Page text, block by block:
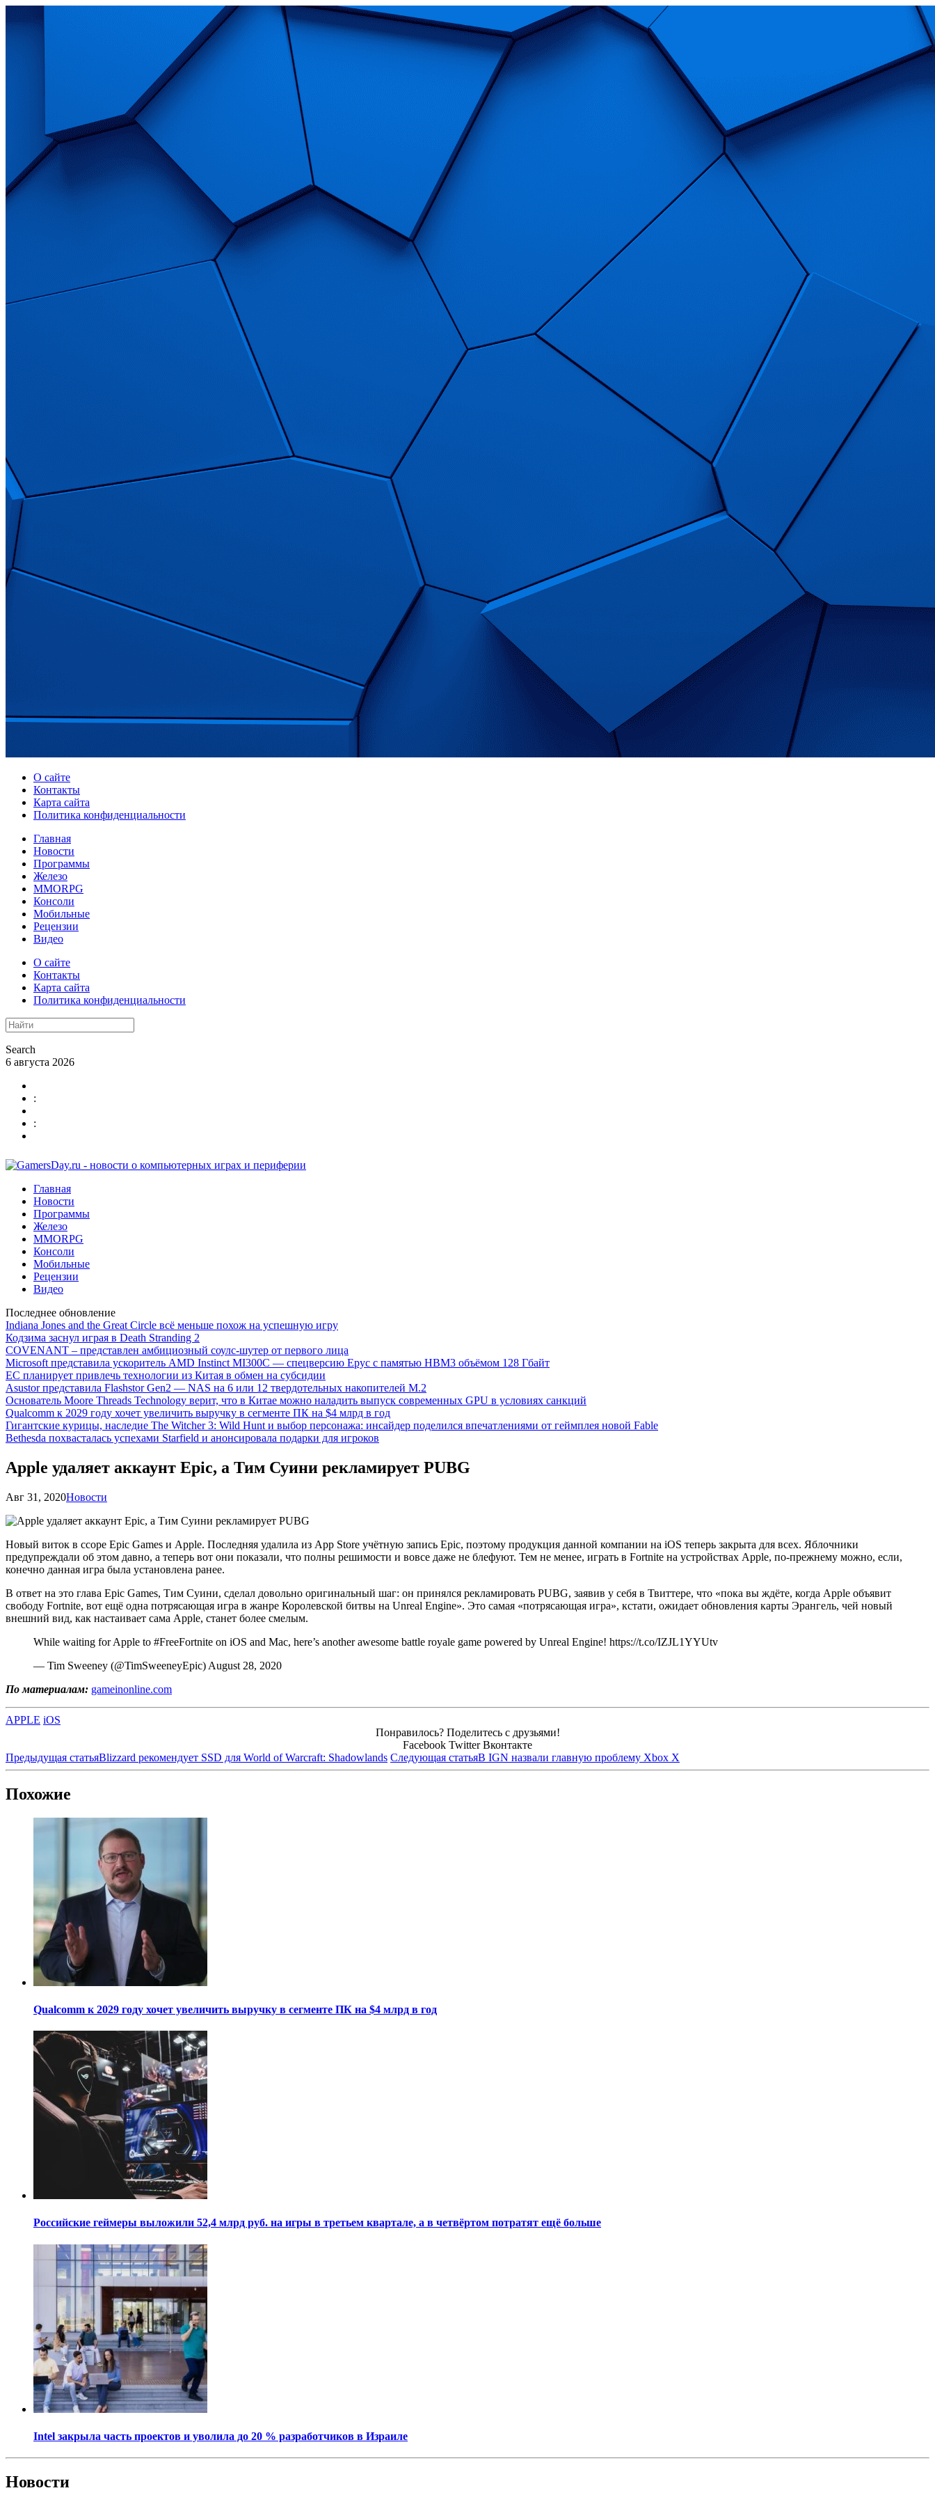
О сайте
Контакты
Карта сайта
Политика конфиденциальности
Главная
Новости
Программы
Железо
MMORPG
Консоли
Мобильные
Рецензии
Видео
О сайте
Контакты
Карта сайта
Политика конфиденциальности
Search
6 августа 2026
:
:
Главная
Новости
Программы
Железо
MMORPG
Консоли
Мобильные
Рецензии
Видео
Последнее обновление
Indiana Jones and the Great Circle всё меньше похож на успешную игру
Кодзима заснул играя в Death Stranding 2
COVENANT – представлен амбициозный соулс-шутер от первого лица
Microsoft представила ускоритель AMD Instinct MI300C — спецверсию Epyc с памятью HBM3 объёмом 128 Гбайт
ЕС планирует привлечь технологии из Китая в обмен на субсидии
Asustor представила Flashstor Gen2 — NAS на 6 или 12 твердотельных накопителей M.2
Основатель Moore Threads Technology верит, что в Китае можно наладить выпуск современных GPU в условиях санкций
Qualcomm к 2029 году хочет увеличить выручку в сегменте ПК на $4 млрд в год
Гигантские курицы, наследие The Witcher 3: Wild Hunt и выбор персонажа: инсайдер поделился впечатлениями от геймплея новой Fable
Bethesda похвасталась успехами Starfield и анонсировала подарки для игроков
Apple удаляет аккаунт Epic, а Тим Суини рекламирует PUBG
Авг 31, 2020Новости
Новый виток в ссоре Epic Games и Apple. Последняя удалила из App Store учётную запись Epic, поэтому продукция данной компании на iOS теперь закрыта для всех. Яблочники
предупреждали об этом давно, а теперь вот они показали, что полны решимости и вовсе даже не блефуют. Тем не менее, играть в Fortnite на устройствах Apple, по-прежнему можно, если,
конечно данная игра была установлена ранее.
В ответ на это глава Epic Games, Тим Суини, сделал довольно оригинальный шаг: он принялся рекламировать PUBG, заявив у себя в Твиттере, что «пока вы ждёте, когда Apple объявит
свободу Fortnite, вот ещё одна потрясающая игра в жанре Королевской битвы на Unreal Engine». Это самая «потрясающая игра», кстати, ожидает обновления карты Эрангель, чей новый
внешний вид, как настаивает сама Apple, станет более смелым.
While waiting for Apple to #FreeFortnite on iOS and Mac, here’s another awesome battle royale game powered by Unreal Engine! https://t.co/IZJL1YYUtv
— Tim Sweeney (@TimSweeneyEpic) August 28, 2020
По материалам: gameinonline.com
APPLE iOS
Понравилось? Поделитесь с друзьями!
Facebook Twitter Вконтакте
Предыдущая статьяBlizzard рекомендует SSD для World of Warcraft: Shadowlands Следующая статьяВ IGN назвали главную проблему Xbox X
Похожие
Qualcomm к 2029 году хочет увеличить выручку в сегменте ПК на $4 млрд в год
Российские геймеры выложили 52,4 млрд руб. на игры в третьем квартале, а в четвёртом потратят ещё больше
Intel закрыла часть проектов и уволила до 20 % разработчиков в Израиле
Новости